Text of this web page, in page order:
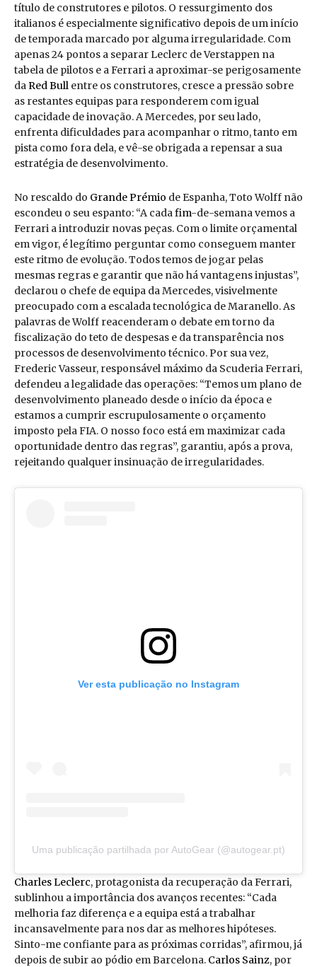
título de construtores e pilotos. O ressurgimento dos
italianos é especialmente significativo depois de um início
de temporada marcado por alguma irregularidade. Com
apenas 24 pontos a separar Leclerc de Verstappen na
tabela de pilotos e a Ferrari a aproximar-se perigosamente
daRed Bull entre os construtores, cresce a pressão sobre
as restantes equipas para responderem com igual
capacidade de inovação. A Mercedes, por seu lado,
enfrenta dificuldades para acompanhar o ritmo, tanto em
pista como fora dela, e vê-se obrigada a repensar a sua
estratégia de desenvolvimento.
No rescaldo do Grande Prémio de Espanha, Toto Wolff não
escondeu o seu espanto: “A cadafim-de-semana vemos a
Ferrari a introduzir novas peças. Com o limite orçamental
em vigor, é legítimo perguntar como conseguem manter
este ritmo de evolução. Todos temos de jogar pelas
mesmas regras e garantir que não há vantagens injustas”,
declarou o chefe de equipa da Mercedes, visivelmente
preocupado com a escalada tecnológica de Maranello. As
palavras de Wolff reacenderam o debate em torno da
fiscalização do teto de despesas e da transparência nos
processos de desenvolvimento técnico. Por sua vez,
Frederic Vasseur, responsável máximo da Scuderia Ferrari,
defendeu a legalidade das operações: “Temos um plano de
desenvolvimento planeado desde o início da época e
estamos a cumprir escrupulosamente o orçamento
imposto pela FIA. O nosso foco está em maximizar cada
oportunidade dentro das regras”, garantiu, após a prova,
rejeitando qualquer insinuação de irregularidades.
Ver esta publicação no Instagram
Uma publicação partilhada por AutoGear (@autogear.pt)
Charles Leclerc, protagonista da recuperação da Ferrari,
sublinhou a importância dos avanços recentes: “Cada
melhoria faz diferença e a equipa está a trabalhar
incansavelmente para nos dar as melhores hipóteses.
Sinto-me confiante para as próximas corridas”, afirmou, já
depois de subir ao pódio em Barcelona. Carlos Sainz, por